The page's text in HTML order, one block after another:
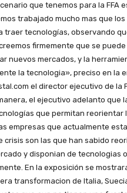
que tenemos para la FFA
trabajado mucho mas que
traer tecnologías, observando
firmemente que se
nuevos mercados, y la
la tecnologia», preciso en la
el director ejecutivo de la
el ejecutivo adelanto que
que permitan reorientar
empresas que actualmente
crisis son las que han sabido
y disponian de tecnologias
En la exposición se
transformacion de Italia,